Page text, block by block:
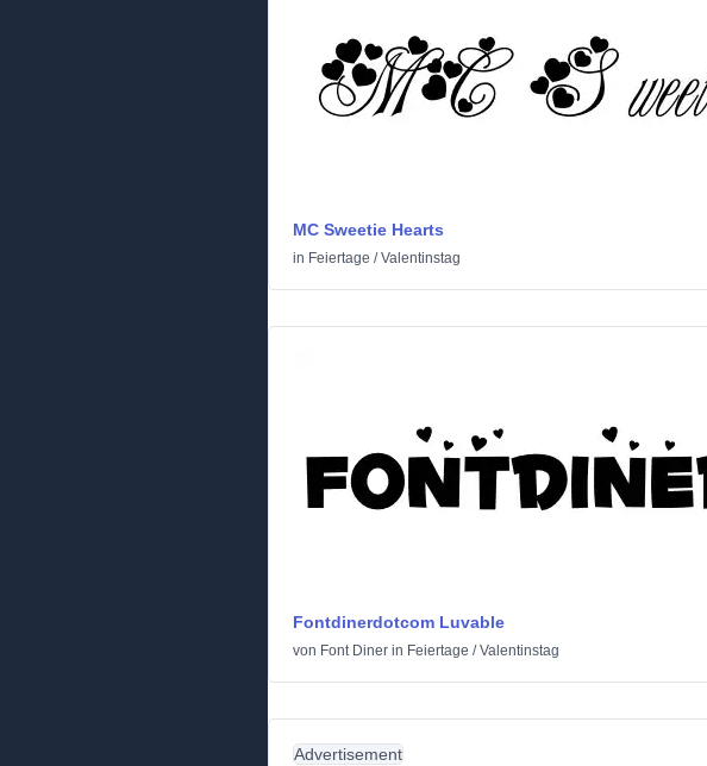
MC Sweetie Hearts
in Feiertage /Valentinstag
Fontdinerdotcom Luvable
von Font Diner in Feiertage /Valentinstag
Advertisement